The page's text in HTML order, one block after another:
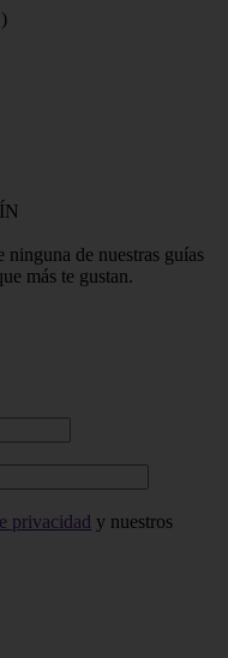
)
de nuestras guías
más te gustan.
privacidad y nuestros